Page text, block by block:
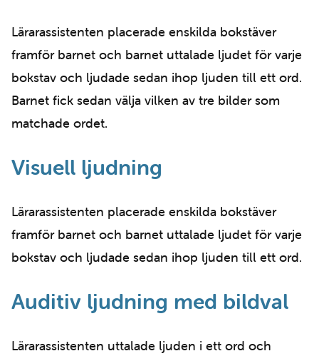
Lärarassistenten placerade enskilda bokstäver
framför barnet och barnet uttalade ljudet för varje
bokstav och ljudade sedan ihop ljuden till ett ord.
Barnet fick sedan välja vilken av tre bilder som
matchade ordet.
Visuell ljudning
Lärarassistenten placerade enskilda bokstäver
framför barnet och barnet uttalade ljudet för varje
bokstav och ljudade sedan ihop ljuden till ett ord.
Auditiv ljudning med bildval
Lärarassistenten uttalade ljuden i ett ord och